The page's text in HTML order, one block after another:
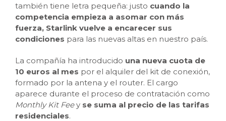
también tiene letra pequeña: justo cuando la
competencia empieza a asomar con más
fuerza, Starlink vuelve a encarecer sus
condiciones para las nuevas altas en nuestro país.
La compañía ha introducido una nueva cuota de
10 euros al mes por el alquiler del kit de conexión,
formado por la antena y el router. El cargo
aparece durante el proceso de contratación como
Monthly Kit Feey se suma al precio de las tarifas
residenciales.